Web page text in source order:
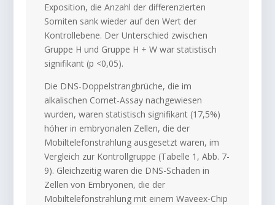
Exposition, die Anzahl der differenzierten
Somiten sank wieder auf den Wert der
Kontrollebene. Der Unterschied zwischen
Gruppe H und Gruppe H + W war statistisch
signifikant (p <0,05).
Die DNS-Doppelstrangbrüche, die im
alkalischen Comet-Assay nachgewiesen
wurden, waren statistisch signifikant (17,5%)
höher in embryonalen Zellen, die der
Mobiltelefonstrahlung ausgesetzt waren, im
Vergleich zur Kontrollgruppe (Tabelle 1, Abb. 7-
9). Gleichzeitig waren die DNS-Schäden in
Zellen von Embryonen, die der
Mobiltelefonstrahlung mit einem Waveex-Chip